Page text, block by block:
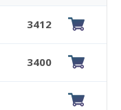
3412
3400